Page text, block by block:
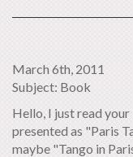
March 6th, 2011
Subject: Book
Hello, I just read
presented as "Paris
maybe "Tango in